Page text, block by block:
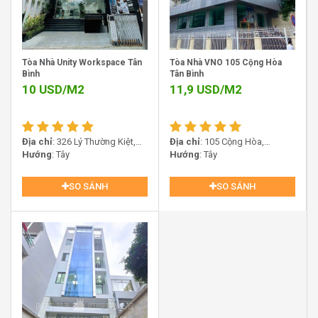
xanh, cây xanh được bố trí hợp lý để tạo không khí
trong lành, dễ chịu cho các nhân viên làm việc.
Cầu thang máy và lối đi thông thoáng:Di chuyển
các hoạt động văn phòng thường xuyên.
Quy mô thiết kế tòa nhà PHL Building – 109 Cộng Hòa,
Phường 12, Quận Tân Bình
III. Dịch vụ và trang thiết bị tại văn phòng
Tòa Nhà Unity Workspace Tân
Bình
10 USD/M2
Địa chỉ: 326 Lý Thường Kiệt,
Phường Tân Hòa, TP.HCM
Hướng : Tây
SO SÁNH
Tòa Nhà VNO 105 Cộng Hòa
Tân Bình
11,9 USD/M2
Địa chỉ: 105 Cộng Hòa,
Phường Bảy Hiền, TP.HCM
Hướng : Tây
SO SÁNH